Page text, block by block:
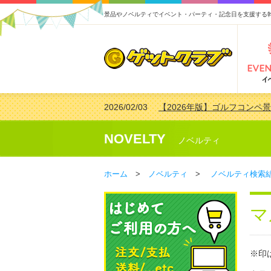
景品やノベルティでイベント・パーティ・記念日を支援する
2026/02/03【2026年版】ゴルフコンペ
2026/07/15【2026年版】ビンゴゲーム
2026/04/03【2026年版】ゴルフコンペ
2026/02/16 【2026年版】結婚式の二次
NOVELTY ノベルティ
ホーム > ノベルティ > ノベルティ検索
※印